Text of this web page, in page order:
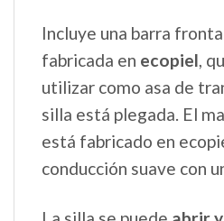
Incluye una barra
fabricada en ecopiel,
utilizar como asa de
silla está plegada. El
está fabricado en
conducción suave con